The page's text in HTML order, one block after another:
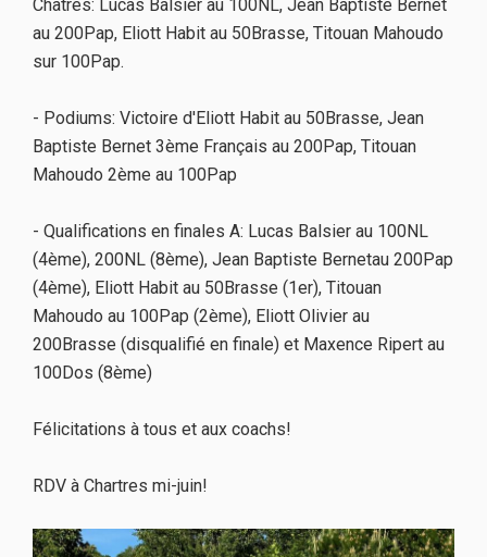
Chatres: Lucas Balsier au 100NL, Jean Baptiste Bernet
au 200Pap, Eliott Habit au 50Brasse, Titouan Mahoudo
sur 100Pap.
- Podiums: Victoire d'Eliott Habit au 50Brasse, Jean
Baptiste Bernet 3ème Français au 200Pap, Titouan
Mahoudo 2ème au 100Pap
- Qualifications en finales A: Lucas Balsier au 100NL
(4ème), 200NL (8ème), Jean Baptiste Bernetau 200Pap
(4ème), Eliott Habit au 50Brasse (1er), Titouan
Mahoudo au 100Pap (2ème), Eliott Olivier au
200Brasse (disqualifié en finale) et Maxence Ripert au
100Dos (8ème)
Félicitations à tous et aux coachs!
RDV à Chartres mi-juin!